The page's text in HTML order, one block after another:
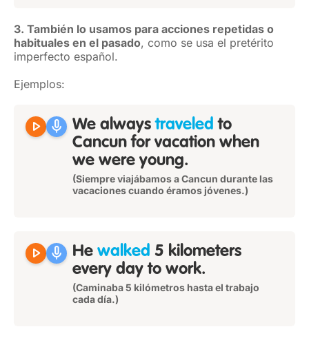
3. También lo usamos para acciones repetidas o
habituales en el pasado, como se usa el pretérito
imperfecto español.
Ejemplos:
play_arrow mic We alwaystraveled to
Cancun for vacation when
we were young.
(Siempre viajábamos a Cancun durante las
vacaciones cuando éramos jóvenes.)
play_arrow mic He walked 5 kilometers
every day to work.
(Caminaba 5 kilómetros hasta el trabajo
cada día.)